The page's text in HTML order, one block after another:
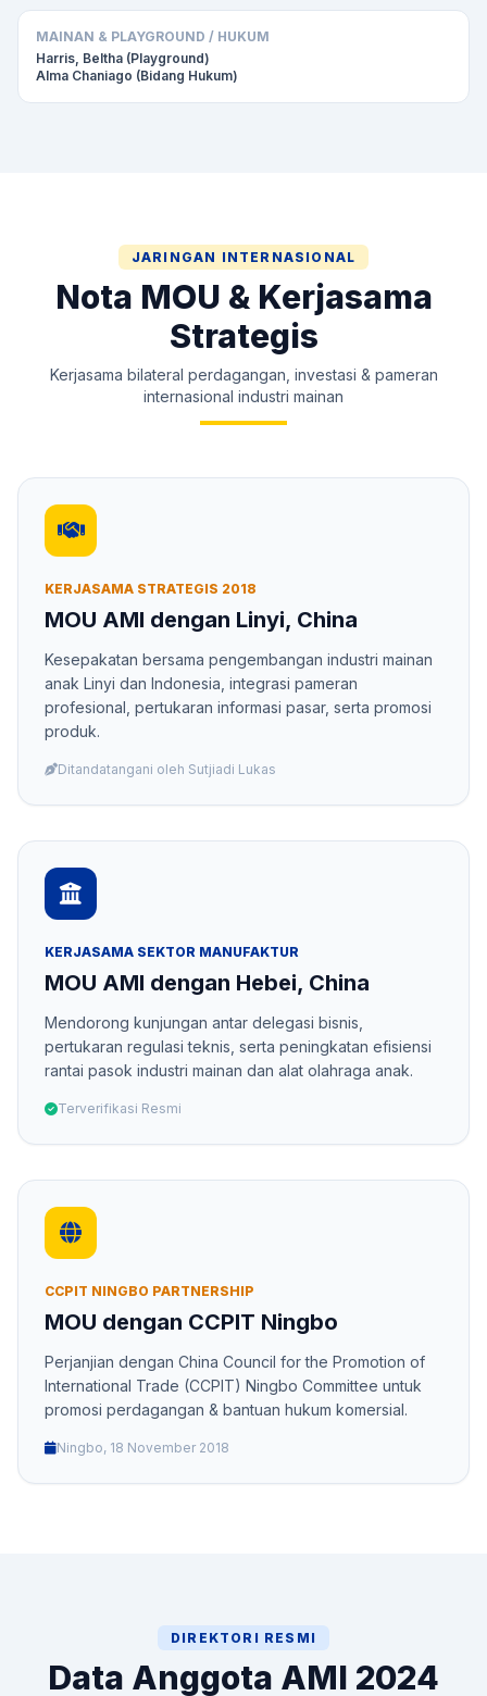
MAINAN & PLAYGROUND / HUKUM
Harris, Beltha (Playground)
Alma Chaniago (Bidang Hukum)
JARINGAN INTERNASIONAL
Nota MOU & Kerjasama
Strategis
Kerjasama bilateral perdagangan, investasi & pameran
internasional industri mainan
KERJASAMA STRATEGIS 2018
MOU AMI dengan Linyi, China
Kesepakatan bersama pengembangan industri mainan
anak Linyi dan Indonesia, integrasi pameran
profesional, pertukaran informasi pasar, serta promosi
produk.
Ditandatangani oleh Sutjiadi Lukas
KERJASAMA SEKTOR MANUFAKTUR
MOU AMI dengan Hebei, China
Mendorong kunjungan antar delegasi bisnis,
pertukaran regulasi teknis, serta peningkatan efisiensi
rantai pasok industri mainan dan alat olahraga anak.
Terverifikasi Resmi
CCPIT NINGBO PARTNERSHIP
MOU dengan CCPIT Ningbo
Perjanjian dengan China Council for the Promotion of
International Trade (CCPIT) Ningbo Committee untuk
promosi perdagangan & bantuan hukum komersial.
Ningbo, 18 November 2018
DIREKTORI RESMI
Data Anggota AMI 2024